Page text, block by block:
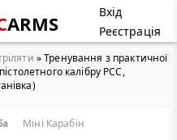
ARMS
Вхід
Реєстрація
» Тренування з практичної
калібру РСС,
Міні Карабін